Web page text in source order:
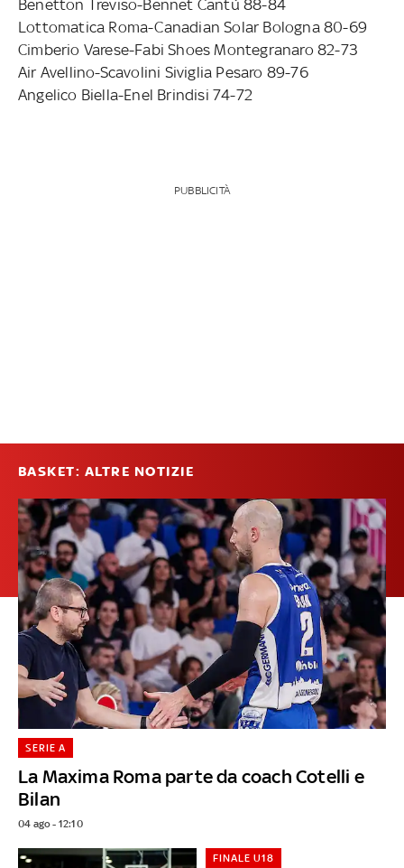
Benetton Treviso-Bennet Cantù 88-84
Lottomatica Roma-Canadian Solar Bologna 80-69
Cimberio Varese-Fabi Shoes Montegranaro 82-73
Air Avellino-Scavolini Siviglia Pesaro 89-76
Angelico Biella-Enel Brindisi 74-72
PUBBLICITÀ
BASKET: ALTRE NOTIZIE
La Maxima Roma parte da coach Cotelli e
Bilan
SERIE A
04 ago - 12:10
FINALE U18